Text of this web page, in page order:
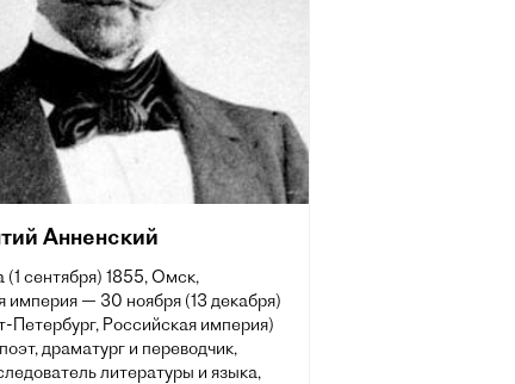
Анненский
(1 сентября) 1855, Омск,
империя — 30 ноября (13 декабря)
Петербург, Российская империя)
драматург и переводчик,
литературы и языка,